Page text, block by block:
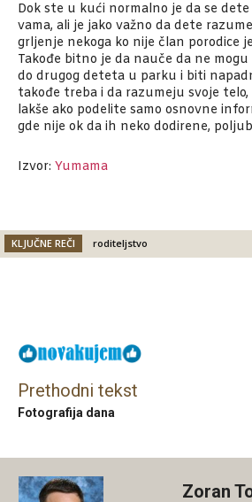
Dok ste u kući normalno je da se
vama, ali je jako važno da dete
grljenje nekoga ko nije član porodice
Takođe bitno je da nauče da ne
do drugog deteta u parku i biti
takođe treba i da razumeju svoje telo,
lakše ako podelite samo osnovne
gde nije ok da ih neko dodirene,
Izvor: Yumama
KLJUČNE REČI roditeljstvo
Prethodni tekst
Fotografija dana
Zoran